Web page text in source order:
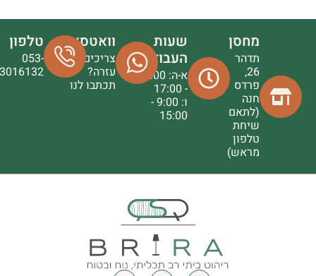
מחסן
תדהר
26,
פרדס
חנה
(לתאם
שיחת
טלפון
מראש)
שעות
העבודה
א-ה: 9:00
- 17:00
ו: 9:00 -
15:00
וואטסאפ
צריכים
עזרה?
תכתבו לנו
טלפון
053-
3016132